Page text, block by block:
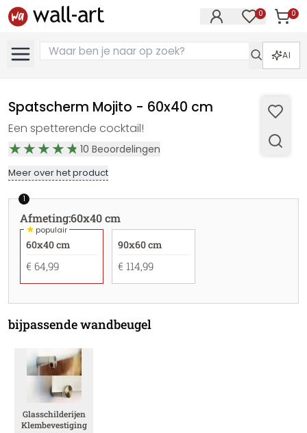
0 0
AI
Spatscherm Mojito - 60x40 cm
Een spetterende cocktail!
10 Beoordelingen
Meer over het product
1
Afmeting:60x40 cm
★populair
60x40 cm
€ 64,99
90x60 cm
€ 114,99
bijpassende wandbeugel
Glasschilderijen
Klembevestiging